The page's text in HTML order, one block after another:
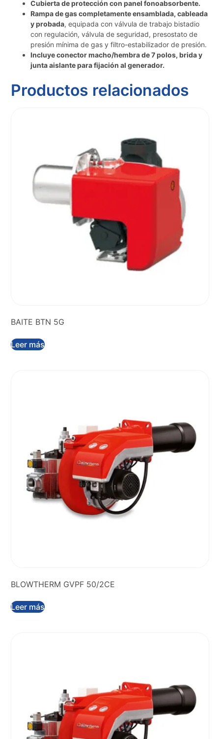
Cubierta de protección con panel fonoabsorbente.
Rampa de gas completamente ensamblada, cableada
y probada, equipada con válvula de trabajo bistadio
con regulación, válvula de seguridad, presostato de
presión mínima de gas y filtro-estabilizador de presión.
Incluye conector macho/hembra de 7 polos, brida y
junta aislante para fijación al generador.
Productos relacionados
BAITE BTN 5G
Leer más
BLOWTHERM GVPF 50/2CE
Leer más